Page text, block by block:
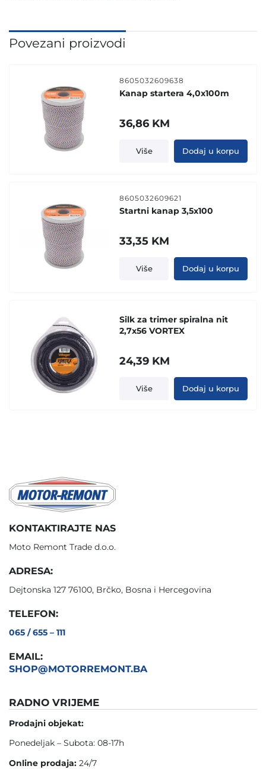
Povezani proizvodi
8605032609638
Kanap startera 4,0x100m
36,86 KM
Više Dodaj u korpu
8605032609621
Startni kanap 3,5x100
33,35 KM
Više Dodaj u korpu
Silk za trimer spiralna nit
2,7x56 VORTEX
24,39 KM
Više Dodaj u korpu
KONTAKTIRAJTE NAS
Moto Remont Trade d.o.o.
ADRESA:
Dejtonska 127 76100, Brčko, Bosna i Hercegovina
TELEFON:
065 / 655 – 111
EMAIL:
SHOP@MOTORREMONT.BA
RADNO VRIJEME
Prodajni objekat:
Ponedeljak – Subota: 08-17h
Online prodaja: 24/7